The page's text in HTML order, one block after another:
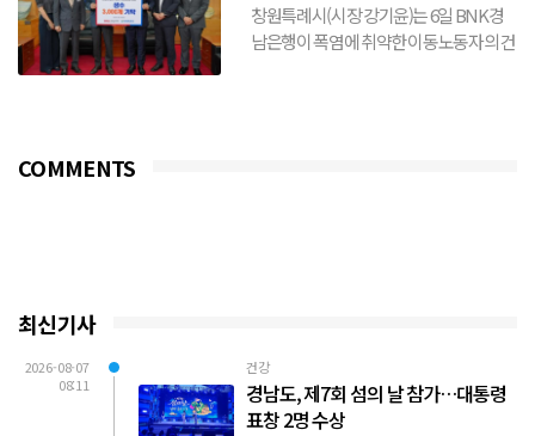
창원특례시(시장 강기윤)는 6일 BNK경
남은행이 폭염에 취약한 이동노동자의 건
COMMENTS
최신기사
2026-08-07
08:11
건강
경남도, 제7회 섬의 날 참가…대통령
표창 2명 수상